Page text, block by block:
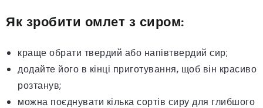
Як зробити омлет з сиром:
краще обрати твердий або напівтвердий сир;
додайте його в кінці приготування, щоб він красиво
розтанув;
можна поєднувати кілька сортів сиру для глибшого